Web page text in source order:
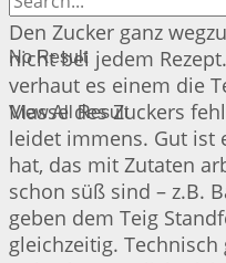
No Result
View All Result
Den Zucker ganz
nicht bei jedem
verhaut es einem die
Masse des Zuckers
leidet immens. Gut ist
hat, das mit Zutaten
schon süß sind – z.B.
geben dem Teig
gleichzeitig.